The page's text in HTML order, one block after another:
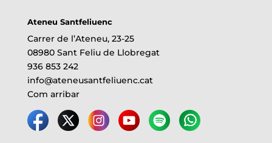
Ateneu Santfeliuenc
Carrer de l’Ateneu, 23-25
08980 Sant Feliu de Llobregat
936 853 242
info@ateneusantfeliuenc.cat
Com arribar